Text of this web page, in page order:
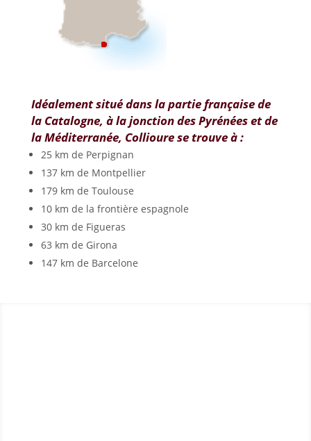
Idéalement situé dans la partie française de
la Catalogne, à la jonction des Pyrénées et de
la Méditerranée, Collioure se trouve à :
25 km de Perpignan
137 km de Montpellier
179 km de Toulouse
10 km de la frontière espagnole
30 km de Figueras
63 km de Girona
147 km de Barcelone